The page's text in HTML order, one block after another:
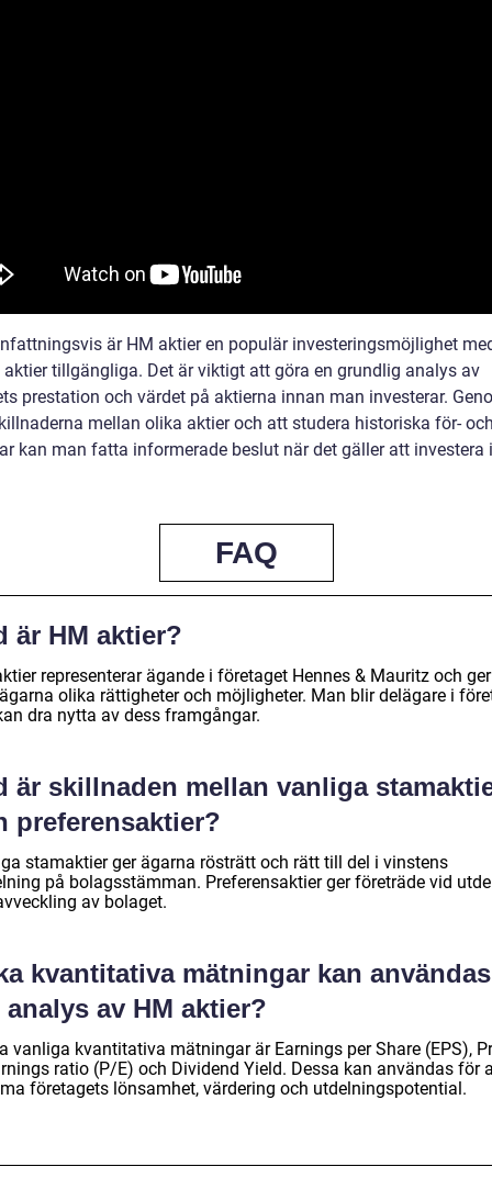
är HM aktier en populär investeringsmöjlighet
aktier tillgängliga. Det är viktigt att göra en grundlig analys av
prestation och värdet på aktierna innan man investerar.
mellan olika aktier och att studera historiska för-
kan man fatta informerade beslut när det gäller att investera
FAQ
är HM aktier?
representerar ägande i företaget Hennes & Mauritz och ger
olika rättigheter och möjligheter. Man blir delägare i
dra nytta av dess framgångar.
är skillnaden mellan vanliga
preferensaktier?
stamaktier ger ägarna rösträtt och rätt till del i vinstens
på bolagsstämman. Preferensaktier ger företräde vid
av bolaget.
kvantitativa mätningar kan användas
av HM aktier?
vanliga kvantitativa mätningar är Earnings per Share (EPS),
ratio (P/E) och Dividend Yield. Dessa kan användas för
företagets lönsamhet, värdering och utdelningspotential.